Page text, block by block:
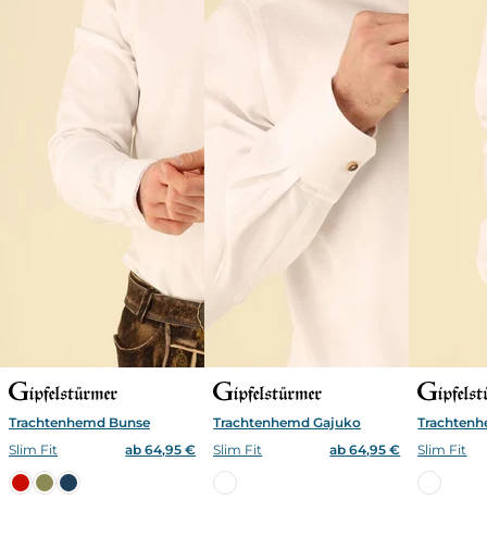
Trachtenhemd Bunse
Slim Fit
ab 64,95 €
Trachtenhemd Gajuko
Slim Fit
ab 64,95 €
Slim Fit